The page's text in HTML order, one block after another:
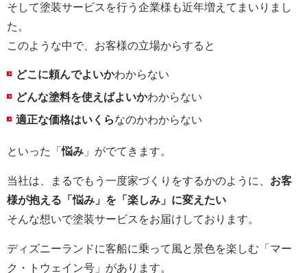
そして塗装サービスを行う企業様も近年増えてまいりまし
た。
このような中で、お客様の立場からすると
どこに頼んでよいかわからない
どんな塗料を使えばよいかわからない
適正な価格はいくらなのかわからない
といった「悩み 」がでてきます。
当社は、まるでもう一度家づくりをするかのように、 お客
様が抱える「悩み」を「楽しみ」に変えたい
そんな想いで塗装サービスをお届けしております。
ディズニーランドに客船に乗って風と景色を楽しむ「マー
ク・トウェイン号」があります。